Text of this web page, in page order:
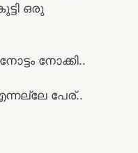
ഒരു
നോക്കി..
പേര്..